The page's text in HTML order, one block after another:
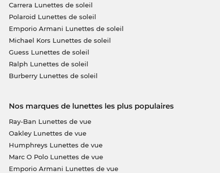
Carrera Lunettes de soleil
Polaroid Lunettes de soleil
Emporio Armani Lunettes de soleil
Michael Kors Lunettes de soleil
Guess Lunettes de soleil
Ralph Lunettes de soleil
Burberry Lunettes de soleil
Nos marques de lunettes les plus populaires
Ray-Ban Lunettes de vue
Oakley Lunettes de vue
Humphreys Lunettes de vue
Marc O Polo Lunettes de vue
Emporio Armani Lunettes de vue